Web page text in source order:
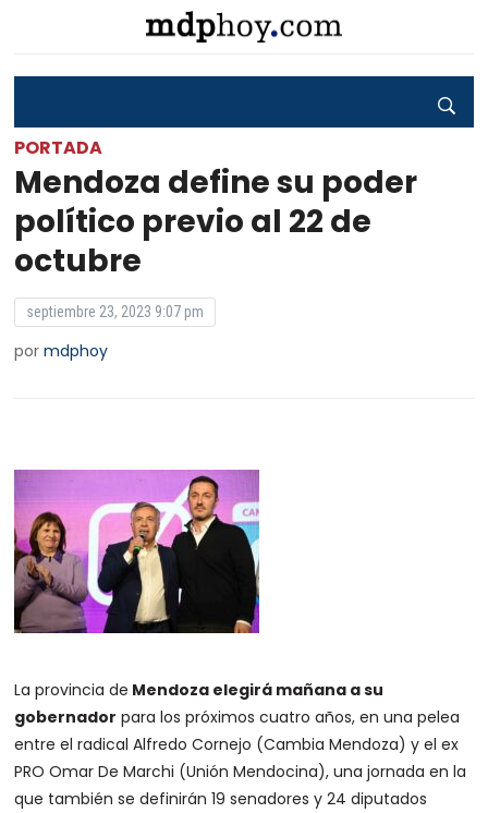
PORTADA
Mendoza define su poder
político previo al 22 de
octubre
septiembre 23, 2023 9:07 pm
pormdphoy
La provincia de Mendoza elegirá mañana a su
gobernador para los próximos cuatro años, en una pelea
entre el radical Alfredo Cornejo (Cambia Mendoza) y el ex
PRO Omar De Marchi (Unión Mendocina), una jornada en la
que también se definirán 19 senadores y 24 diputados